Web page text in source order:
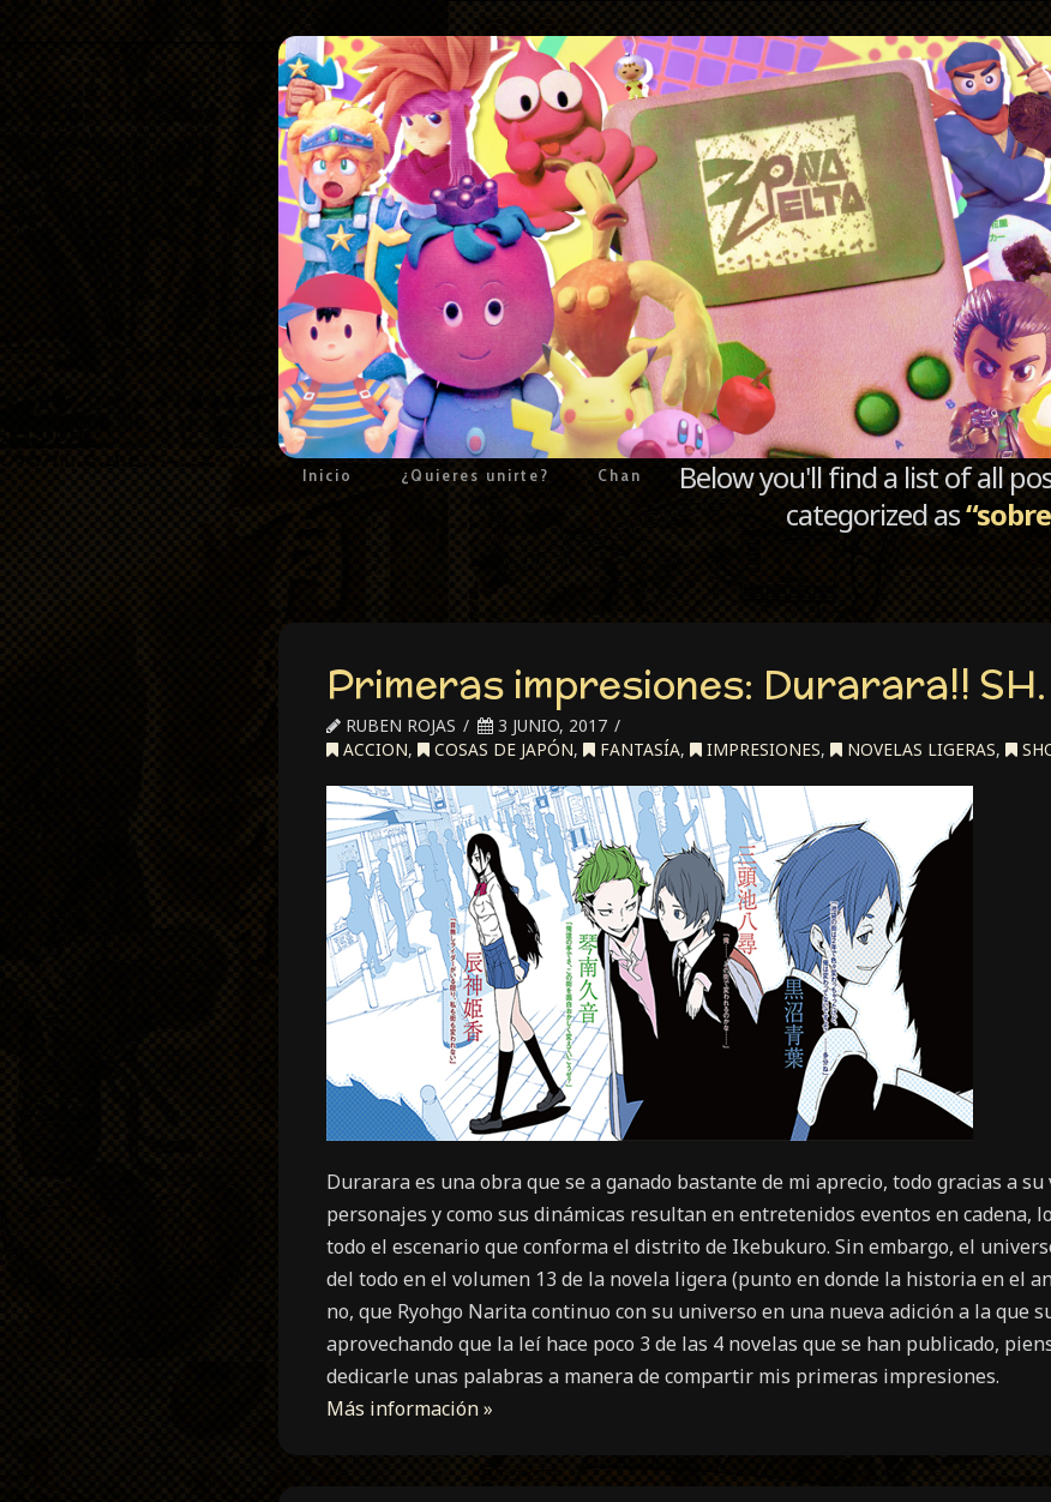
Inicio ¿Quieres unirte? Chan
Below you'll find a list of all
categorized as
Primeras impresiones: Durarara!! SH.
RUBEN ROJAS
3 JUNIO, 2017
ACCION, COSAS DE JAPÓN, FANTASÍA, IMPRESIONES, NOVELAS LIGERAS,
Durarara es una obra que se a ganado bastante de mi aprecio, todo gracias a su
personajes y como sus dinámicas resultan en entretenidos eventos en cadena,
todo el escenario que conforma el distrito de Ikebukuro. Sin embargo, el
del todo en el volumen 13 de la novela ligera (punto en donde la historia en el
no, que Ryohgo Narita continuo con su universo en una nueva adición a la que
aprovechando que la leí hace poco 3 de las 4 novelas que se han publicado,
dedicarle unas palabras a manera de compartir mis primeras impresiones.
Más información »